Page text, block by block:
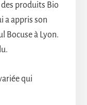
produits Bio
a appris son
Bocuse à Lyon.
qui